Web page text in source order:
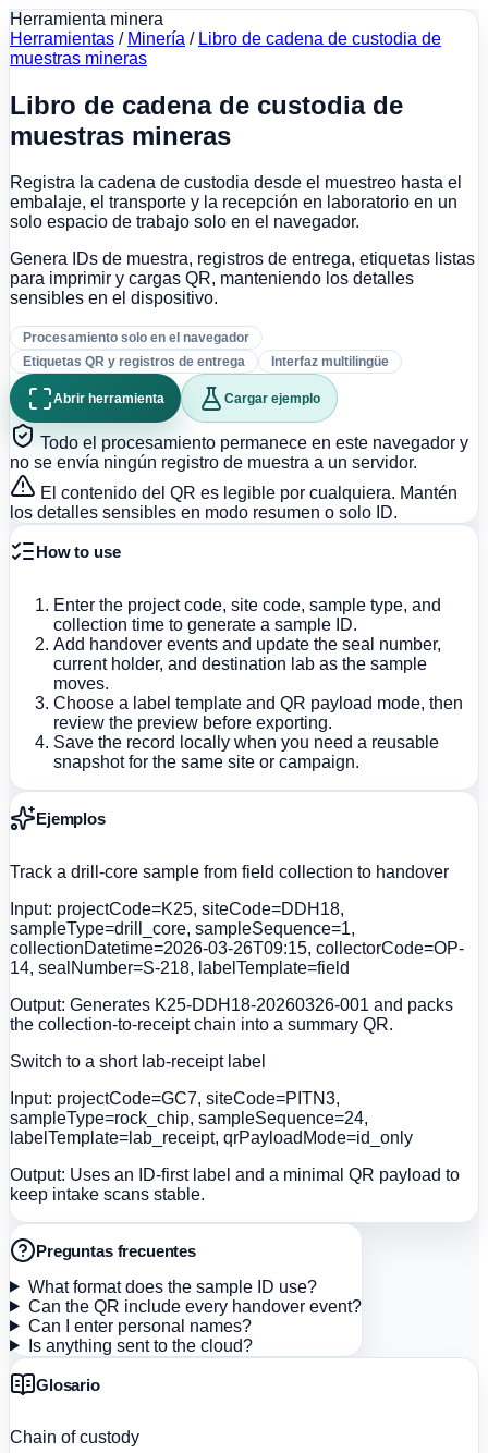
Herramienta minera
Herramientas / Minería / Libro de cadena de custodia de
muestras mineras
Libro de cadena de custodia de
muestras mineras
Registra la cadena de custodia desde el muestreo hasta el
embalaje, el transporte y la recepción en laboratorio en un
solo espacio de trabajo solo en el navegador.
Genera IDs de muestra, registros de entrega, etiquetas listas
para imprimir y cargas QR, manteniendo los detalles
sensibles en el dispositivo.
Procesamiento solo en el navegador
Etiquetas QR y registros de entrega
Interfaz multilingüe
Abrir herramienta Cargar ejemplo
Todo el procesamiento permanece en este navegador y
no se envía ningún registro de muestra a un servidor.
El contenido del QR es legible por cualquiera. Mantén
los detalles sensibles en modo resumen o solo ID.
How to use
Enter the project code, site code, sample type, and
collection time to generate a sample ID.
Add handover events and update the seal number,
current holder, and destination lab as the sample
moves.
Choose a label template and QR payload mode, then
review the preview before exporting.
Save the record locally when you need a reusable
snapshot for the same site or campaign.
Ejemplos
Track a drill-core sample from field collection to handover
Input: projectCode=K25, siteCode=DDH18,
sampleType=drill_core, sampleSequence=1,
collectionDatetime=2026-03-26T09:15, collectorCode=OP-
14, sealNumber=S-218, labelTemplate=field
Output: Generates K25-DDH18-20260326-001 and packs
the collection-to-receipt chain into a summary QR.
Switch to a short lab-receipt label
Input: projectCode=GC7, siteCode=PITN3,
sampleType=rock_chip, sampleSequence=24,
labelTemplate=lab_receipt, qrPayloadMode=id_only
Output: Uses an ID-first label and a minimal QR payload to
keep intake scans stable.
Preguntas frecuentes
What format does the sample ID use?
Can the QR include every handover event?
Can I enter personal names?
Is anything sent to the cloud?
Glosario
Chain of custody